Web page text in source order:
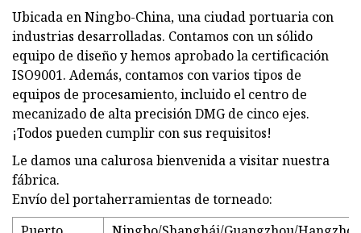
Ubicada en Ningbo-China, una ciudad portuaria con
industrias desarrolladas. Contamos con un sólido
equipo de diseño y hemos aprobado la certificación
ISO9001. Además, contamos con varios tipos de
equipos de procesamiento, incluido el centro de
mecanizado de alta precisión DMG de cinco ejes.
¡Todos pueden cumplir con sus requisitos!
Le damos una calurosa bienvenida a visitar nuestra
fábrica.
Envío del portaherramientas de torneado: